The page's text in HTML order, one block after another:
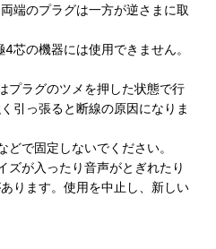
端のプラグは一方が逆さまに取
芯の機器には使用できません。
プラグのツメを押した状態で行
引っ張ると断線の原因になりま
で固定しないでください。
ズが入ったり音声がとぎれたり
ります。使用を中止し、新しい